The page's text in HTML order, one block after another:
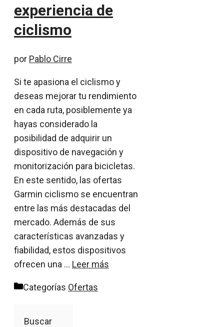
experiencia de
ciclismo
por Pablo Cirre
Si te apasiona el ciclismo y
deseas mejorar tu rendimiento
en cada ruta, posiblemente ya
hayas considerado la
posibilidad de adquirir un
dispositivo de navegación y
monitorización para bicicletas.
En este sentido, las ofertas
Garmin ciclismo se encuentran
entre las más destacadas del
mercado. Además de sus
características avanzadas y
fiabilidad, estos dispositivos
ofrecen una … Leer más
Categorías Ofertas
Buscar